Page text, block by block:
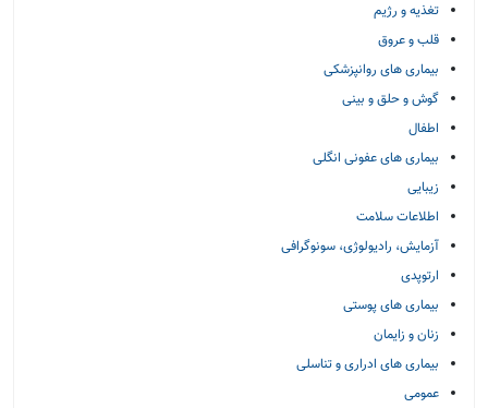
تغذیه و رژیم
قلب و عروق
بیماری های روانپزشکی
گوش و حلق و بینی
اطفال
بیماری های عفونی انگلی
زیبایی
اطلاعات سلامت
آزمایش، رادیولوژی، سونوگرافی
ارتوپدی
بیماری های پوستی
زنان و زایمان
بیماری های ادراری و تناسلی
عمومی